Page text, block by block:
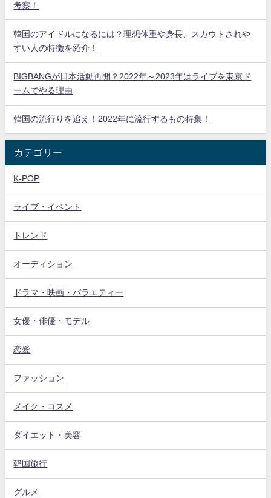
考察！
韓国のアイドルになるには？理想体重や身長、スカウトされや
すい人の特徴を紹介！
BIGBANGが日本活動再開？2022年～2023年はライブを東京ド
ームでやる理由
韓国の流行りを追え！2022年に流行するもの特集！
カテゴリー
K-POP
ライブ・イベント
トレンド
オーディション
ドラマ・映画・バラエティー
女優・俳優・モデル
恋愛
ファッション
メイク・コスメ
ダイエット・美容
韓国旅行
グルメ